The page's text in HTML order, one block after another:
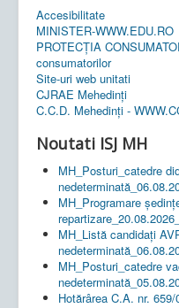
Accesibilitate
MINISTER-WWW.EDU.RO
PROTECȚIA
consumatorilor
Site-uri web unitati
CJRAE Mehedinți
C.C.D. Mehedinţi -
Noutati ISJ MH
MH_Posturi_catedre
MH_Programare
MH_Listă candidați
MH_Posturi_catedre
Hotărârea C.A. nr.